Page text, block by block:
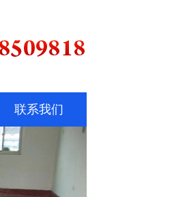
联系我们